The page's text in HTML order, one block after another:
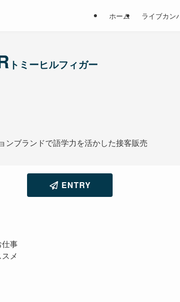
ホーム ライブカン
トミーヒルフィガー
ンブランドで語学力を活かした接客販売
ENTRY
事
メ